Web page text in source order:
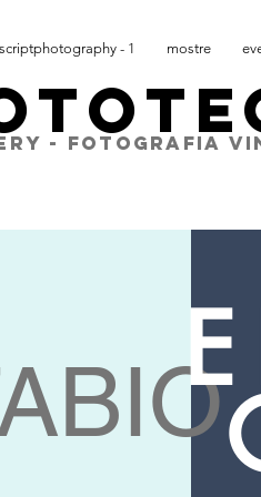
scriptphotography - 1 mostre
- FOTOGRAFIA